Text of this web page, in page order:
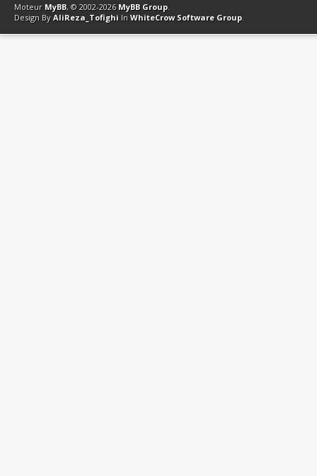
Moteur MyBB, © 2002-2026 MyBB Group.
Design By AliReza_Tofighi In WhiteCrow Software Group.